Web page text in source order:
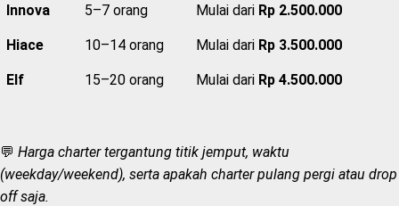
Innova 5–7 orang Mulai dari Rp 2.500.000
Hiace 10–14 orang Mulai dari Rp 3.500.000
Elf 15–20 orang Mulai dari Rp 4.500.000
💬 Harga charter tergantung titik jemput, waktu
(weekday/weekend), serta apakah charter pulang pergi atau drop
off saja.